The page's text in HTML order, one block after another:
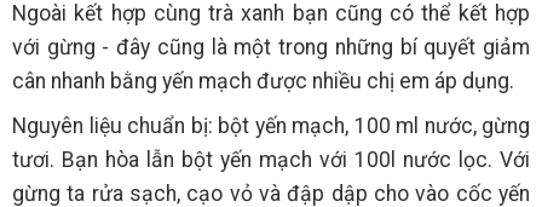
Ngoài kết hợp cùng trà xanh bạn cũng có thể kết hợp
với gừng - đây cũng là một trong những bí quyết giảm
cân nhanh bằng yến mạch được nhiều chị em áp dụng.
Nguyên liệu chuẩn bị: bột yến mạch, 100 ml nước, gừng
tươi. Bạn hòa lẫn bột yến mạch với 100l nước lọc. Với
gừng ta rửa sạch, cạo vỏ và đập dập cho vào cốc yến